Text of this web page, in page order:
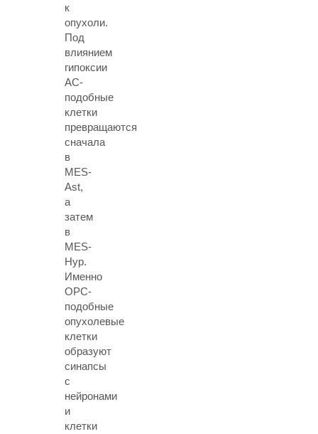
к
опухоли.
Под
влиянием
гипоксии
AC-
подобные
клетки
превращаются
сначала
в
MES-
Ast,
а
затем
в
MES-
Hyp.
Именно
OPC-
подобные
опухолевые
клетки
образуют
синапсы
с
нейронами
и
клетки